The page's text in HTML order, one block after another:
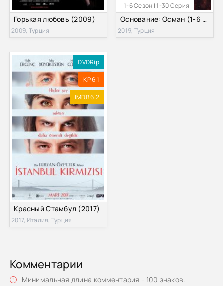
Горькая любовь (2009)
2009, Турция
1-6 Сезон | 1-30 Серия
Основание: Осман (1-6 Сезон)
2019, Турция
DVDRip
KP 6.1
IMDB 6.2
Красный Стамбул (2017)
2017, Италия, Турция
Комментарии
Минимальная длина комментария - 100 знаков.